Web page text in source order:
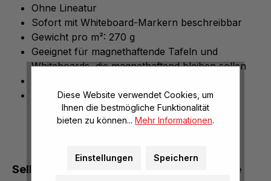
Ohne Lineatur
Sofort mit Whiteboard-Markern beschreibbar
Gewicht pro m²: 270 g
Geeignet für magnethaftende Tafeln und
Whiteboards, die magnethaftend bleiben sollen
auftragsbezogene Anfertigung,
Rückgaberecht ausgeschlossen
Selbstklebende Whiteboard-Folie, um alte
Diese Website verwendet Cookies, um
Ihnen die bestmögliche Funktionalität
bieten zu können... Mehr Informationen.
Einstellungen Speichern